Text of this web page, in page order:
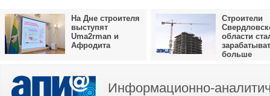
На Дне строителя
выступят
Uma2rman и
Афродита
Строители
области
больше
Информационно-